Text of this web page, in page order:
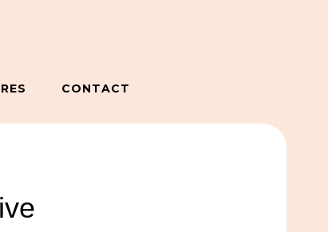
CONTACT